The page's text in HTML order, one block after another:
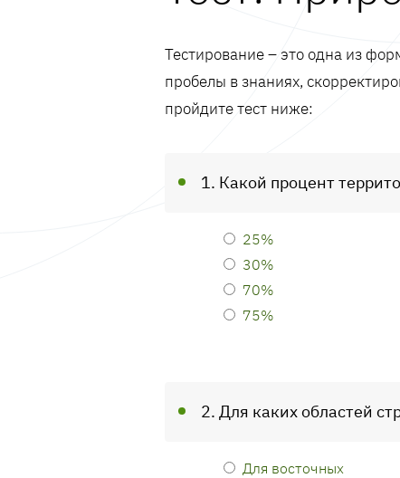
Тестирование – это одна из
пробелы в знаниях,
пройдите тест ниже:
1. Какой процент
25%
30%
70%
75%
2. Для каких областей
Для восточных